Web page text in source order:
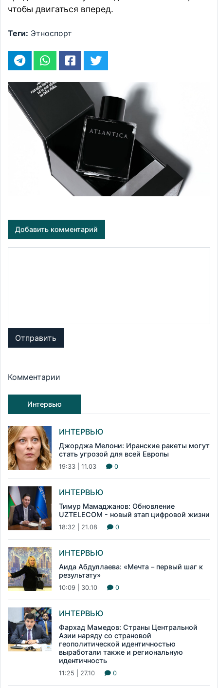
чтобы двигаться вперед.
Теги: Этноспорт
Добавить комментарий
Отправить
Комментарии
Интервью
ИНТЕРВЬЮ
Джорджа Мелони: Иранские ракеты могут
стать угрозой для всей Европы
19:33 | 11.03 0
ИНТЕРВЬЮ
Тимур Мамаджанов: Обновление
UZTELECOM - новый этап цифровой жизни
18:32 | 21.08 0
ИНТЕРВЬЮ
Аида Абдуллаева: «Мечта – первый шаг к
результату»
10:09 | 30.10 0
ИНТЕРВЬЮ
Фархад Мамедов: Страны Центральной
Азии наряду со страновой
геополитической идентичностью
выработали также и региональную
идентичность
11:25 | 27.10 0